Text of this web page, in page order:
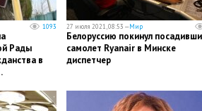
1093
Рады
в
27 июля 2021, 08:53 —Мир
Белоруссию покинул
самолет Ryanair в Минске
диспетчер